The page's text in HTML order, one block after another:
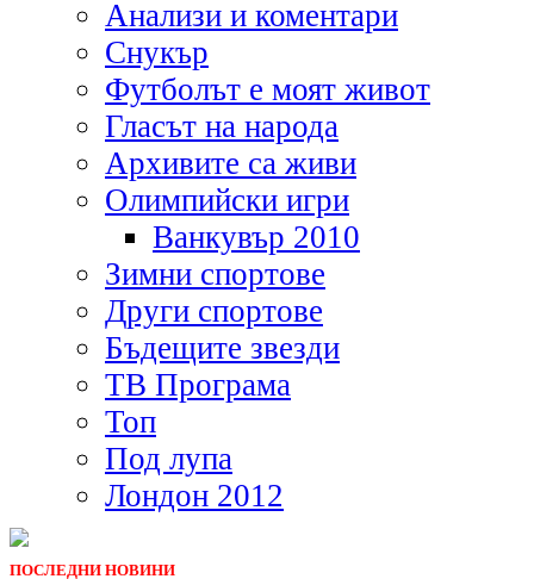
Анализи и коментари
Снукър
Футболът е моят живот
Гласът на народа
Архивите са живи
Олимпийски игри
Ванкувър 2010
Зимни спортове
Други спортове
Бъдещите звезди
ТВ Програма
Топ
Под лупа
Лондон 2012
ПОСЛЕДНИ НОВИНИ